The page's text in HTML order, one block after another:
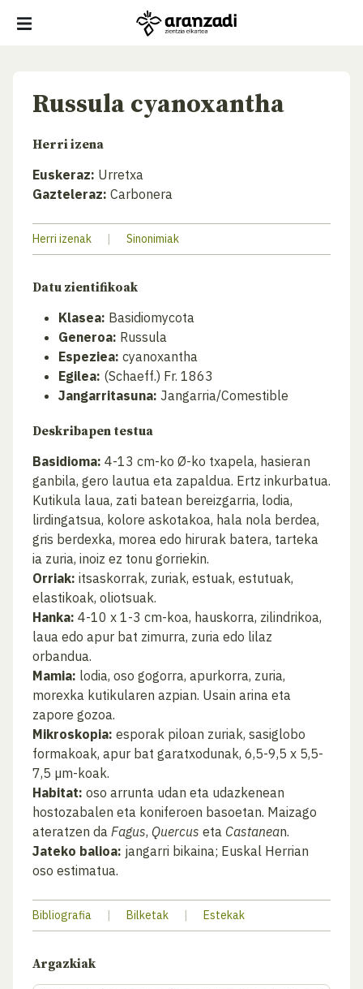
Russula cyanoxantha
Herri izena
Euskeraz: Urretxa
Gazteleraz: Carbonera
Herri izenak | Sinonimiak
Datu zientifikoak
Klasea: Basidiomycota
Generoa: Russula
Espeziea: cyanoxantha
Egilea: (Schaeff.) Fr. 1863
Jangarritasuna: Jangarria/Comestible
Deskribapen testua
Basidioma: 4-13 cm-ko Ø-ko txapela, hasieran
ganbila, gero lautua eta zapaldua. Ertz inkurbatua.
Kutikula laua, zati batean bereizgarria, lodia,
lirdingatsua, kolore askotakoa, hala nola berdea,
gris berdexka, morea edo hirurak batera, tarteka
ia zuria, inoiz ez tonu gorriekin.
Orriak: itsaskorrak, zuriak, estuak, estutuak,
elastikoak, oliotsuak.
Hanka: 4-10 x 1-3 cm-koa, hauskorra, zilindrikoa,
laua edo apur bat zimurra, zuria edo lilaz
orbandua.
Mamia: lodia, oso gogorra, apurkorra, zuria,
morexka kutikularen azpian. Usain arina eta
zapore gozoa.
Mikroskopia: esporak piloan zuriak, sasiglobo
formakoak, apur bat garatxodunak, 6,5-9,5 x 5,5-
7,5 µm-koak.
Habitat: oso arrunta udan eta udazkenean
hostozabalen eta koniferoen basoetan. Maizago
ateratzen da Fagus, Quercus eta Castanean.
Jateko balioa: jangarri bikaina; Euskal Herrian
oso estimatua.
Bibliografia | Bilketak | Estekak
Argazkiak